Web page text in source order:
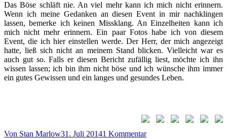
Das Böse schläft nie.An viel mehr kann ich mich nicht erinnern.
Wenn ich meine Gedanken andiesen Eventin mir nachklingen
lassen, bemerke ich keinen Missklang. An Einzelheiten kann ich
mich nicht mehr erinnern.Ein paar Fotos habe ich von diesem
Event, die ich hier einstellen werde. Der Herr, der mich angezeigt
hatte, ließ sich nicht an meinem Stand blicken. Vielleicht war es
auch gut so.Falls er diesen Bericht zufällig liest, möchte ich ihn
wissen lassen; ich bin ihm nicht böse und ich wünsche ihm immer
ein gutes Gewissen und ein langes und gesundes Leben.
Von Stan Marlow31. Juli 20141 Kommentar